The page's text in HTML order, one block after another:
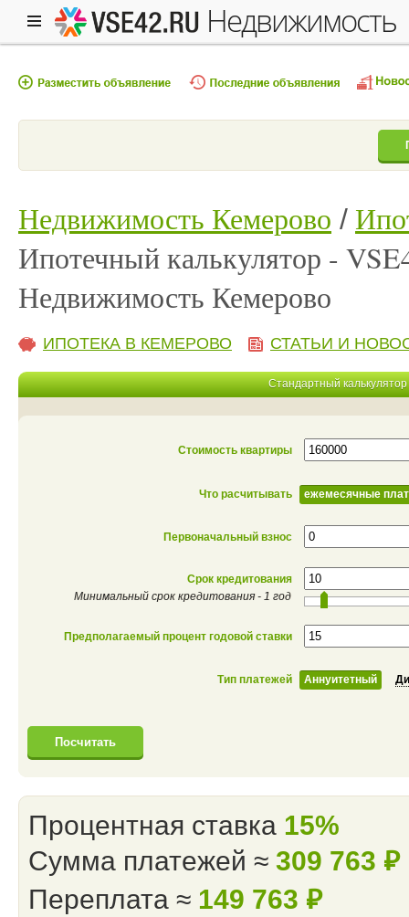
недвижимость
Недвижимость Кемерово
Ипотечный калькулятор -
Недвижимость Кемерово
ИПОТЕКА В КЕМЕРОВО СТАТЬИ И
Стандартный калькулятор
Стоимость квартиры
Что расчитывать ежемесячные
Первоначальный взнос
Срок кредитования
Минимальный срок кредитования - 1 год
Предполагаемый процент годовой ставки
Тип платежей Аннуитетный
Процентная ставка 15%
Сумма платежей ≈ 309 763 ⃏
Переплата ≈ 149 763 ⃏